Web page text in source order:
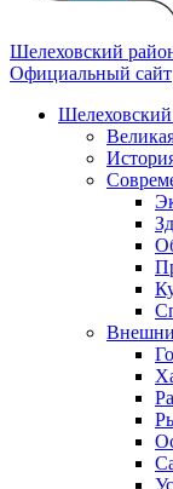
Шелеховский
Официальный сайт